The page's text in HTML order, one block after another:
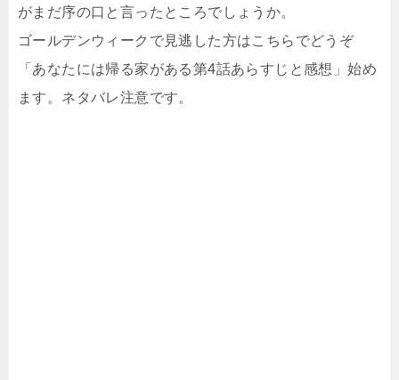
がまだ序の口と言ったところでしょうか。
ゴールデンウィークで見逃した方はこちらでどうぞ
「あなたには帰る家がある第4話あらすじと感想」始め
ます。ネタバレ注意です。